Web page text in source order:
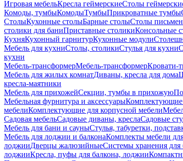
Игровая мебельКресла геймерскиеСтолы
Комоды, тумбыКомодыТумбыПрикроватные тумбы
СтолыКухонные столыБарные столыСтолы
столики для баниПриставные столикиКонсольные
КухняКухонный гарнитурКухонные модули
Мебель для кухниСтолы, столикиСтулья для кухни
кухни
Мебель-трансформерМебель-трансформерКровати-
Мебель для жилых комнатДиваны, кресла для дома
кресла-маятники
Мебель для прихожейСекции, тумбы в прихожую
Мебельная фурнитура и аксессуарыКомплектующие
мебелиКомплектующие для корпусной мебели
Садовая мебельСадовые диваны, креслаСадовые
Мебель для бани и сауныСтулья, табуретки,
Мебель для лоджии и балконаКомплекты мебели
лоджииДверцы жалюзийныеСистемы хранения для
лоджииКресла, пуфы для балкона, лоджии